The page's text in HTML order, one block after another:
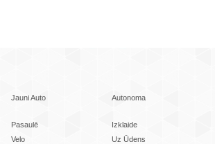
Jauni Auto Autonoma
Pasaulē
Izklaide
Velo
Uz Ūdens